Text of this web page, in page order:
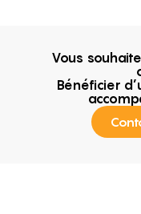
Vous
Bénéficier